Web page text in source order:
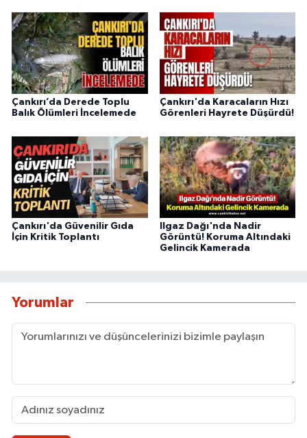
Çankırı’da Derede Toplu
Balık Ölümleri İncelemede
Çankırı'da Karacaların Hızı
Görenleri Hayrete Düşürdü!
Çankırı'da Güvenilir Gıda
İçin Kritik Toplantı
Ilgaz Dağı'nda Nadir
Görüntü! Koruma Altındaki
Gelincik Kamerada
Yorumlar